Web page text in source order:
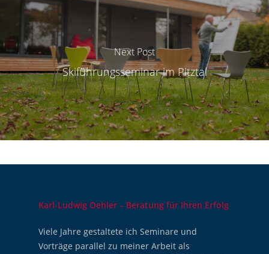
Next Post
Skiführungsseminar im Pitztal
Karl-Ludwig Oehler – Beratung für Ihren Erfolg
Viele Jahre gestaltete ich Seminare und
Vorträge parallel zu meiner Arbeit als